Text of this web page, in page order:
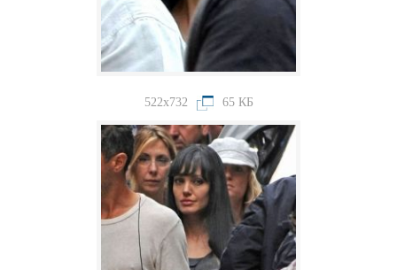
522x732 65 КБ